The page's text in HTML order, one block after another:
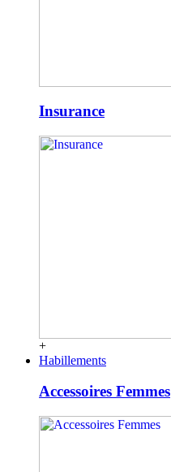
Insurance
+
Habillements
Accessoires Femmes